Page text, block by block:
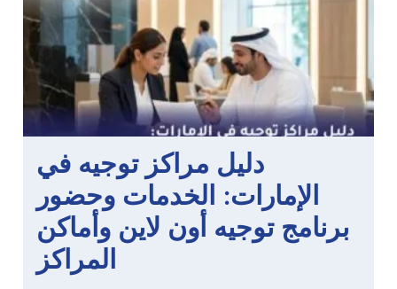
دليل مراكز توجيه في
الإمارات: الخدمات وحضور
برنامج توجيه أون لاين وأماكن
المراكز